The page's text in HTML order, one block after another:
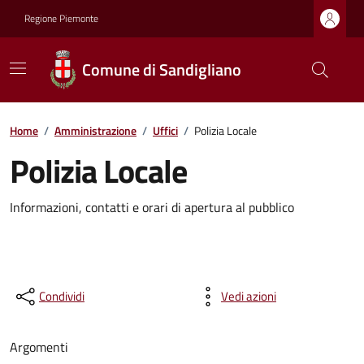
Regione Piemonte
Comune di Sandigliano
Home / Amministrazione / Uffici / Polizia Locale
Polizia Locale
Informazioni, contatti e orari di apertura al pubblico
Condividi Vedi azioni
Argomenti